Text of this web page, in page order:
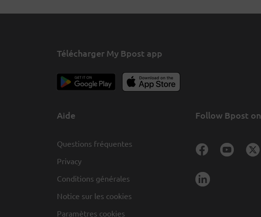
Télécharger My Bpost app
Aide
Questions fréquentes
Privacy
Conditions générales
Notice sur les cookies
Paramètres cookies
Follow Bpost on